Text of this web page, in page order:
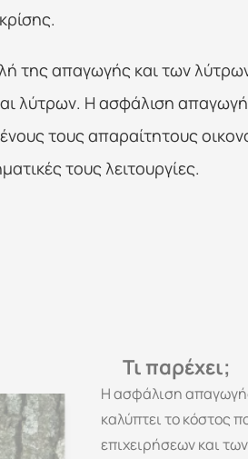
απαγωγής και των λύτρων.
λύτρων. Η ασφάλιση
τους απαραίτητους
τους λειτουργίες.
Τι παρέχει;
Η ασφάλιση
καλύπτει το κόστος
επιχειρήσεων και